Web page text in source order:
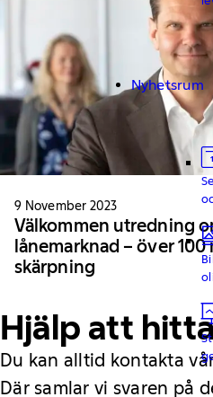
Nyhetsrum
9 November 2023
Välkommen utredning
lånemarknad – över
skärpning
Hjälp att
Du kan alltid kontakta
Där samlar vi svaren på